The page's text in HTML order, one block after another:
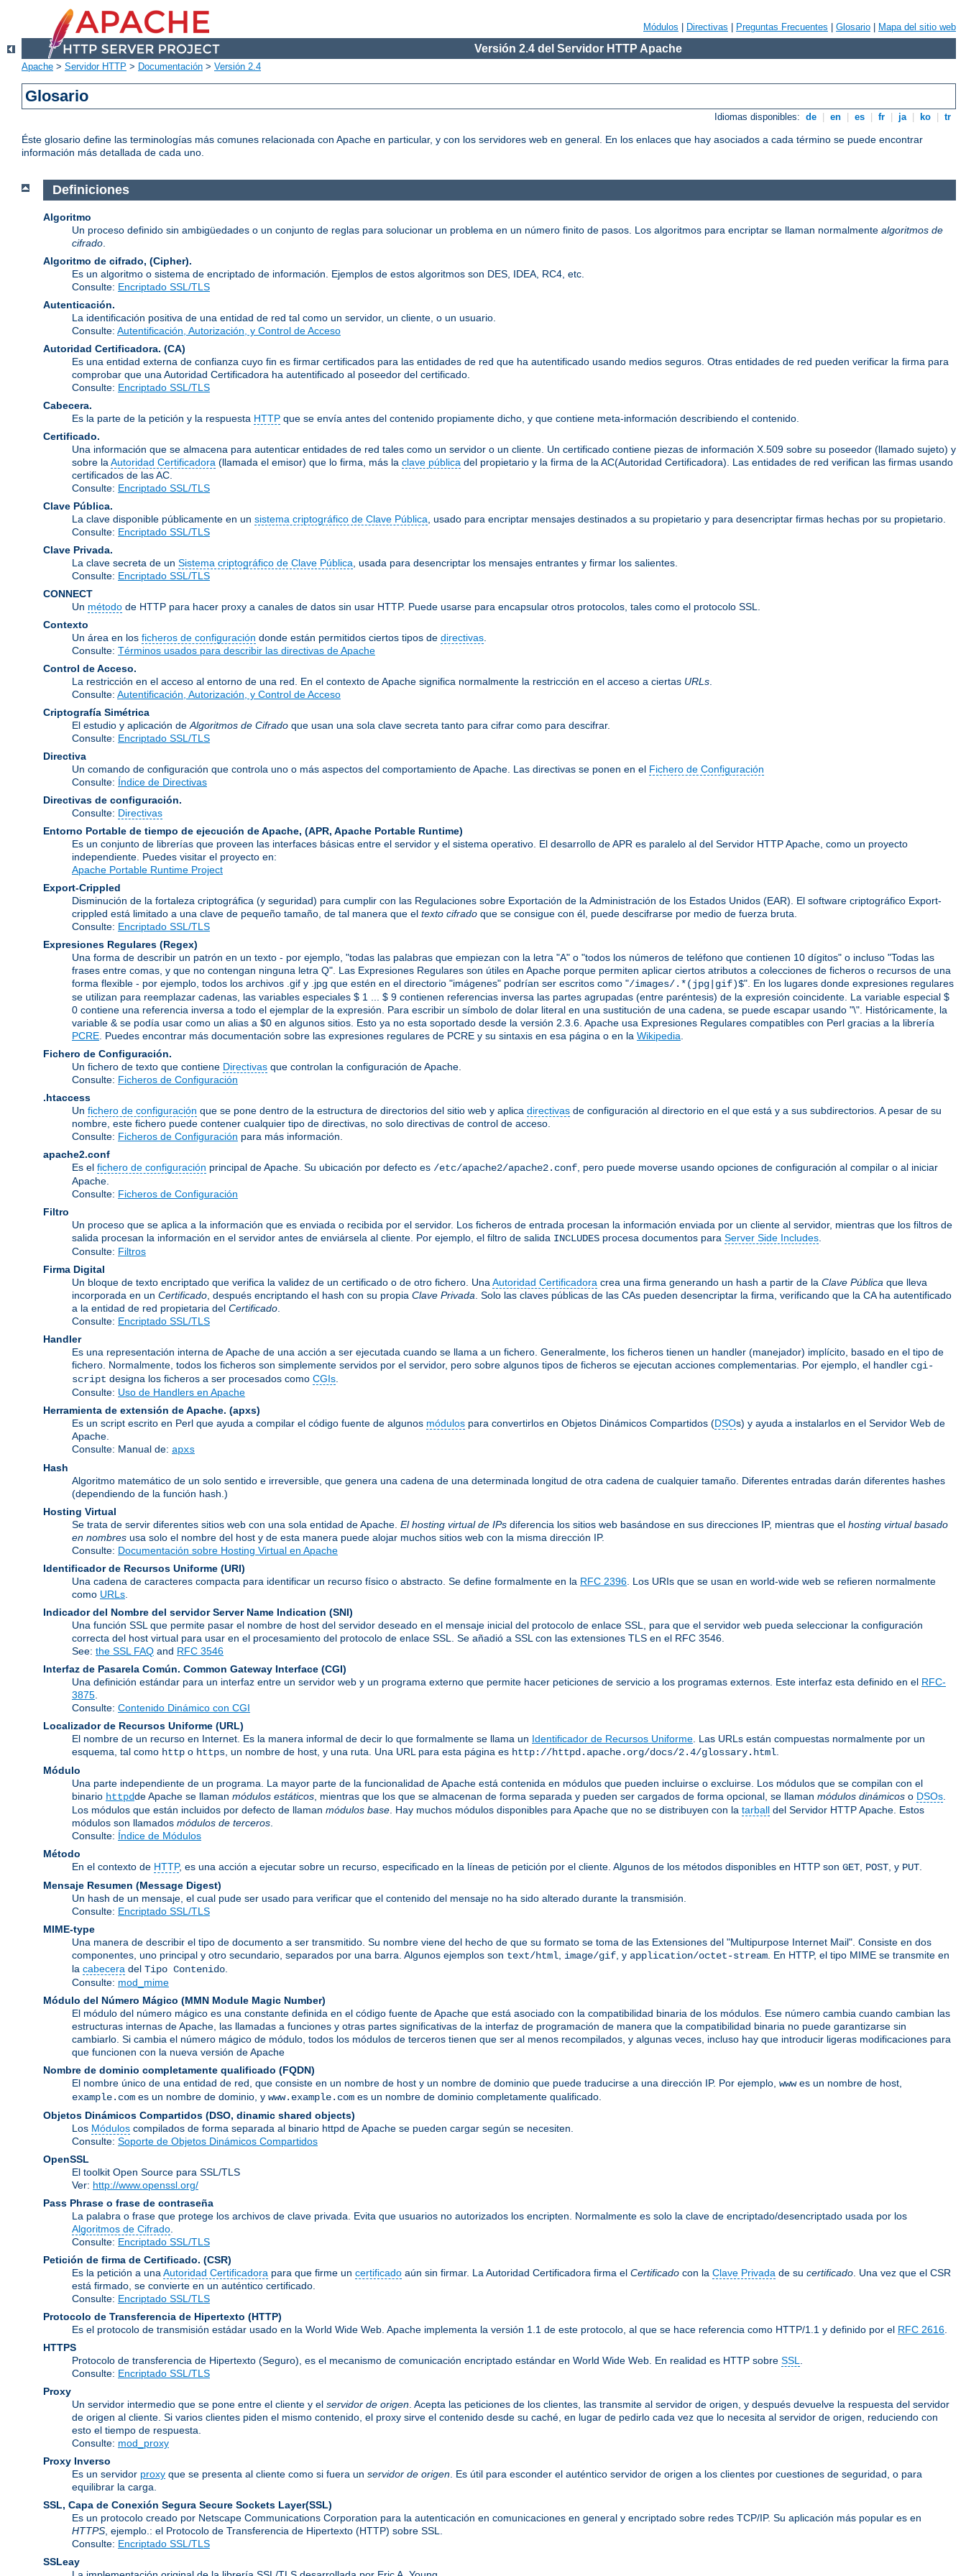
Módulos Directivas Preguntas Frecuentes Glosario Mapa del sitio web
Versión 2.4 del Servidor HTTP Apache
Apache > Servidor HTTP > Documentación > Versión 2.4
Glosario
Idiomas disponibles: de en es fr ja ko tr
Éste glosario define las terminologías más comunes relacionada con Apache en particular, y con los servidores web en general. En los enlaces que hay asociados a cada término se puede encontrar
información más detallada de cada uno.
Definiciones
Algoritmo
Un proceso definido sin ambigüedades o un conjunto de reglas para solucionar un problema en un número finito de pasos. Los algoritmos para encriptar se llaman normalmente algoritmos de
cifrado
Algoritmo de cifrado, (Cipher).
Es un algoritmo o sistema de encriptado de información. Ejemplos de estos algoritmos son DES, IDEA, RC4, etc.
Consulte: Encriptado SSL/TLS
Autenticación.
La identificación positiva de una entidad de red tal como un servidor, un cliente, o un usuario.
Consulte: Autentificación, Autorización, y Control de Acceso
Autoridad Certificadora. (CA)
Es una entidad externa de confianza cuyo fin es firmar certificados para las entidades de red que ha autentificado usando medios seguros. Otras entidades de red pueden verificar la firma para
comprobar que una Autoridad Certificadora ha autentificado al poseedor del certificado.
Consulte: Encriptado SSL/TLS
Cabecera.
Es la parte de la petición y la respuesta HTTP que se envía antes del contenido propiamente dicho, y que contiene meta-información describiendo el contenido.
Certificado.
Una información que se almacena para autenticar entidades de red tales como un servidor o un cliente. Un certificado contiene piezas de información X.509 sobre su poseedor (llamado sujeto) y
sobre la Autoridad Certificadora (llamada el emisor) que lo firma, más la clave pública del propietario y la firma de la AC(Autoridad Certificadora). Las entidades de red verifican las firmas usando
certificados de las AC.
Consulte: Encriptado SSL/TLS
Clave Pública.
La clave disponible públicamente en un sistema criptográfico de Clave Pública , usado para encriptar mensajes destinados a su propietario y para desencriptar firmas hechas por su propietario.
Consulte: Encriptado SSL/TLS
Clave Privada.
La clave secreta de un Sistema criptográfico de Clave Pública , usada para desencriptar los mensajes entrantes y firmar los salientes.
Consulte: Encriptado SSL/TLS
CONNECT
Un método de HTTP para hacer proxy a canales de datos sin usar HTTP. Puede usarse para encapsular otros protocolos, tales como el protocolo SSL.
Contexto
Un área en los ficheros de configuración donde están permitidos ciertos tipos de directivas
Consulte: Términos usados para describir las directivas de Apache
Control de Acceso.
La restricción en el acceso al entorno de una red. En el contexto de Apache significa normalmente la restricción en el acceso a ciertas URLs
Consulte: Autentificación, Autorización, y Control de Acceso
Criptografía Simétrica
El estudio y aplicación de Algoritmos de Cifrado que usan una sola clave secreta tanto para cifrar como para descifrar.
Consulte: Encriptado SSL/TLS
Directiva
Un comando de configuración que controla uno o más aspectos del comportamiento de Apache. Las directivas se ponen en el Fichero de Configuración
Consulte: Índice de Directivas
Directivas de configuración.
Consulte: Directivas
Entorno Portable de tiempo de ejecución de Apache, (APR, Apache Portable Runtime)
Es un conjunto de librerías que proveen las interfaces básicas entre el servidor y el sistema operativo. El desarrollo de APR es paralelo al del Servidor HTTP Apache, como un proyecto
independiente. Puedes visitar el proyecto en:
Apache Portable Runtime Project
Export-Crippled
Disminución de la fortaleza criptográfica (y seguridad) para cumplir con las Regulaciones sobre Exportación de la Administración de los Estados Unidos (EAR). El software criptográfico Export-
crippled está limitado a una clave de pequeño tamaño, de tal manera que el texto cifrado que se consigue con él, puede descifrarse por medio de fuerza bruta.
Consulte: Encriptado SSL/TLS
Expresiones Regulares (Regex)
Una forma de describir un patrón en un texto - por ejemplo, "todas las palabras que empiezan con la letra "A" o "todos los números de teléfono que contienen 10 dígitos" o incluso "Todas las
frases entre comas, y que no contengan ninguna letra Q". Las Expresiones Regulares son útiles en Apache porque permiten aplicar ciertos atributos a colecciones de ficheros o recursos de una
forma flexible - por ejemplo, todos los archivos .gif y .jpg que estén en el directorio "imágenes" podrían ser escritos como "/images/.*(jpg|gif)$". En los lugares donde expresiones regulares
se utilizan para reemplazar cadenas, las variables especiales $ 1 ... $ 9 contienen referencias inversa las partes agrupadas (entre paréntesis) de la expresión coincidente. La variable especial $
0 contiene una referencia inversa a todo el ejemplar de la expresión. Para escribir un símbolo de dolar literal en una sustitución de una cadena, se puede escapar usando "\". Históricamente, la
variable & se podía usar como un alias a $0 en algunos sitios. Esto ya no esta soportado desde la versión 2.3.6. Apache usa Expresiones Regulares compatibles con Perl gracias a la librería
PCRE . Puedes encontrar más documentación sobre las expresiones regulares de PCRE y su sintaxis en esa página o en la Wikipedia
Fichero de Configuración.
Un fichero de texto que contiene Directivas que controlan la configuración de Apache.
Consulte: Ficheros de Configuración
.htaccess
Un fichero de configuración que se pone dentro de la estructura de directorios del sitio web y aplica directivas de configuración al directorio en el que está y a sus subdirectorios. A pesar de su
nombre, este fichero puede contener cualquier tipo de directivas, no solo directivas de control de acceso.
Consulte: Ficheros de Configuración para más información.
apache2.conf
Es el fichero de configuración principal de Apache. Su ubicación por defecto es /etc/apache2/apache2.conf , pero puede moverse usando opciones de configuración al compilar o al iniciar
Apache.
Consulte: Ficheros de Configuración
Filtro
Un proceso que se aplica a la información que es enviada o recibida por el servidor. Los ficheros de entrada procesan la información enviada por un cliente al servidor, mientras que los filtros de
salida procesan la información en el servidor antes de enviársela al cliente. Por ejemplo, el filtro de salida INCLUDES procesa documentos para Server Side Includes
Consulte: Filtros
Firma Digital
Un bloque de texto encriptado que verifica la validez de un certificado o de otro fichero. Una Autoridad Certificadora crea una firma generando un hash a partir de la Clave Pública que lleva
incorporada en un Certificado , después encriptando el hash con su propia Clave Privada . Solo las claves públicas de las CAs pueden desencriptar la firma, verificando que la CA ha autentificado
a la entidad de red propietaria del Certificado
Consulte: Encriptado SSL/TLS
Handler
Es una representación interna de Apache de una acción a ser ejecutada cuando se llama a un fichero. Generalmente, los ficheros tienen un handler (manejador) implícito, basado en el tipo de
fichero. Normalmente, todos los ficheros son simplemente servidos por el servidor, pero sobre algunos tipos de ficheros se ejecutan acciones complementarias. Por ejemplo, el handler cgi-
script designa los ficheros a ser procesados como CGIs
Consulte: Uso de Handlers en Apache
Herramienta de extensión de Apache. (apxs)
Es un script escrito en Perl que ayuda a compilar el código fuente de algunos módulos para convertirlos en Objetos Dinámicos Compartidos (DSOs) y ayuda a instalarlos en el Servidor Web de
Apache.
Consulte: Manual de: apxs
Hash
Algoritmo matemático de un solo sentido e irreversible, que genera una cadena de una determinada longitud de otra cadena de cualquier tamaño. Diferentes entradas darán diferentes hashes
(dependiendo de la función hash.)
Hosting Virtual
Se trata de servir diferentes sitios web con una sola entidad de Apache. El hosting virtual de IPs diferencia los sitios web basándose en sus direcciones IP, mientras que el hosting virtual basado
en nombres usa solo el nombre del host y de esta manera puede alojar muchos sitios web con la misma dirección IP.
Consulte: Documentación sobre Hosting Virtual en Apache
Identificador de Recursos Uniforme (URI)
Una cadena de caracteres compacta para identificar un recurso físico o abstracto. Se define formalmente en la RFC 2396 . Los URIs que se usan en world-wide web se refieren normalmente
como URLs
Indicador del Nombre del servidor Server Name Indication (SNI)
Una función SSL que permite pasar el nombre de host del servidor deseado en el mensaje inicial del protocolo de enlace SSL, para que el servidor web pueda seleccionar la configuración
correcta del host virtual para usar en el procesamiento del protocolo de enlace SSL. Se añadió a SSL con las extensiones TLS en el RFC 3546.
See: the SSL FAQ and RFC 3546
Interfaz de Pasarela Común. Common Gateway Interface (CGI)
Una definición estándar para un interfaz entre un servidor web y un programa externo que permite hacer peticiones de servicio a los programas externos. Este interfaz esta definido en el RFC-
3875
Consulte: Contenido Dinámico con CGI
Localizador de Recursos Uniforme (URL)
El nombre de un recurso en Internet. Es la manera informal de decir lo que formalmente se llama un Identificador de Recursos Uniforme . Las URLs están compuestas normalmente por un
esquema, tal como http o https , un nombre de host, y una ruta. Una URL para esta página es http://httpd.apache.org/docs/2.4/glossary.html
Módulo
Una parte independiente de un programa. La mayor parte de la funcionalidad de Apache está contenida en módulos que pueden incluirse o excluirse. Los módulos que se compilan con el
binario httpdde Apache se llaman módulos estáticos , mientras que los que se almacenan de forma separada y pueden ser cargados de forma opcional, se llaman módulos dinámicos o DSOs
Los módulos que están incluidos por defecto de llaman módulos base . Hay muchos módulos disponibles para Apache que no se distribuyen con la tarball del Servidor HTTP Apache. Estos
módulos son llamados módulos de terceros
Consulte: Índice de Módulos
Método
En el contexto de HTTP, es una acción a ejecutar sobre un recurso, especificado en la líneas de petición por el cliente. Algunos de los métodos disponibles en HTTP son GET POST , y PUT
Mensaje Resumen (Message Digest)
Un hash de un mensaje, el cual pude ser usado para verificar que el contenido del mensaje no ha sido alterado durante la transmisión.
Consulte: Encriptado SSL/TLS
MIME-type
Una manera de describir el tipo de documento a ser transmitido. Su nombre viene del hecho de que su formato se toma de las Extensiones del "Multipurpose Internet Mail". Consiste en dos
componentes, uno principal y otro secundario, separados por una barra. Algunos ejemplos son text/html image/gif , y application/octet-stream . En HTTP, el tipo MIME se transmite en
la cabecera del Tipo Contenido
Consulte: mod_mime
Módulo del Número Mágico (MMN Module Magic Number)
El módulo del número mágico es una constante definida en el código fuente de Apache que está asociado con la compatibilidad binaria de los módulos. Ese número cambia cuando cambian las
estructuras internas de Apache, las llamadas a funciones y otras partes significativas de la interfaz de programación de manera que la compatibilidad binaria no puede garantizarse sin
cambiarlo. Si cambia el número mágico de módulo, todos los módulos de terceros tienen que ser al menos recompilados, y algunas veces, incluso hay que introducir ligeras modificaciones para
que funcionen con la nueva versión de Apache
Nombre de dominio completamente qualificado (FQDN)
El nombre único de una entidad de red, que consiste en un nombre de host y un nombre de dominio que puede traducirse a una dirección IP. Por ejemplo, wwwes un nombre de host,
example.com es un nombre de dominio, y www.example.com es un nombre de dominio completamente qualificado.
Objetos Dinámicos Compartidos (DSO, dinamic shared objects)
Los Módulos compilados de forma separada al binario httpd de Apache se pueden cargar según se necesiten.
Consulte: Soporte de Objetos Dinámicos Compartidos
OpenSSL
El toolkit Open Source para SSL/TLS
Ver: http://www.openssl.org/
Pass Phrase o frase de contraseña
La palabra o frase que protege los archivos de clave privada. Evita que usuarios no autorizados los encripten. Normalmente es solo la clave de encriptado/desencriptado usada por los
Algoritmos de Cifrado
Consulte: Encriptado SSL/TLS
Petición de firma de Certificado. (CSR)
Es la petición a una Autoridad Certificadora para que firme un certificado aún sin firmar. La Autoridad Certificadora firma el Certificado con la Clave Privada de su certificado . Una vez que el CSR
está firmado, se convierte en un auténtico certificado.
Consulte: Encriptado SSL/TLS
Protocolo de Transferencia de Hipertexto (HTTP)
Es el protocolo de transmisión estádar usado en la World Wide Web. Apache implementa la versión 1.1 de este protocolo, al que se hace referencia como HTTP/1.1 y definido por el RFC 2616
HTTPS
Protocolo de transferencia de Hipertexto (Seguro), es el mecanismo de comunicación encriptado estándar en World Wide Web. En realidad es HTTP sobre SSL
Consulte: Encriptado SSL/TLS
Proxy
Un servidor intermedio que se pone entre el cliente y el servidor de origen . Acepta las peticiones de los clientes, las transmite al servidor de origen, y después devuelve la respuesta del servidor
de origen al cliente. Si varios clientes piden el mismo contenido, el proxy sirve el contenido desde su caché, en lugar de pedirlo cada vez que lo necesita al servidor de origen, reduciendo con
esto el tiempo de respuesta.
Consulte: mod_proxy
Proxy Inverso
Es un servidor proxy que se presenta al cliente como si fuera un servidor de origen . Es útil para esconder el auténtico servidor de origen a los clientes por cuestiones de seguridad, o para
equilibrar la carga.
SSL, Capa de Conexión Segura Secure Sockets Layer(SSL)
Es un protocolo creado por Netscape Communications Corporation para la autenticación en comunicaciones en general y encriptado sobre redes TCP/IP. Su aplicación más popular es en
HTTPS , ejemplo.: el Protocolo de Transferencia de Hipertexto (HTTP) sobre SSL.
Consulte: Encriptado SSL/TLS
SSLeay